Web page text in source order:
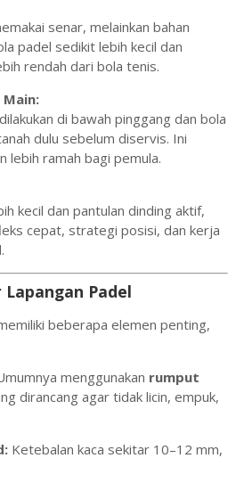
senar, melainkan bahan
padel sedikit lebih kecil dan
rendah dari bola tenis.
di bawah pinggang dan bola
dulu sebelum diservis. Ini
lebih ramah bagi pemula.
kecil dan pantulan dinding aktif,
cepat, strategi posisi, dan kerja
Padel
beberapa elemen penting,
menggunakan rumput
dirancang agar tidak licin, empuk,
Ketebalan kaca sekitar 10–12 mm,